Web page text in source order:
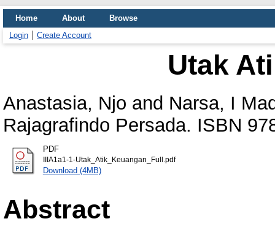
Home About
Browse
Login
Create Account
Utak
Anastasia, Njo and Narsa, I
Rajagrafindo Persada. ISBN
PDF
IIIA1a1-1-Utak_Atik_Keuangan_Full.pdf
Download (4MB)
Abstract